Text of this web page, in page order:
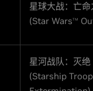
星球大战：亡命
(Star WarsTM
星河战队：灭绝
(Starship